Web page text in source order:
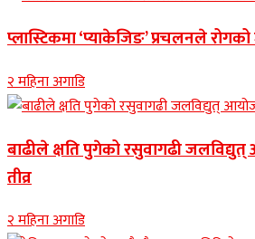
प्लास्टिकमा ‘प्याकेजिङ’ प्रचलनले
२ महिना अगाडि
बाढीले क्षति पुगेको रसुवागढी जलविद्युत्
तीव्र
२ महिना अगाडि